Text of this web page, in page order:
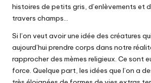
histoires de petits gris, d’enlèvements et
travers champs…
Si l’on veut avoir une idée des créatures
aujourd’hui prendre corps dans notre
rapprocher des mèmes religieux. Ce sont
force. Quelque part, les idées que l’on a